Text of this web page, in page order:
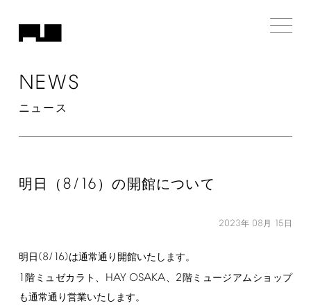
NEWS
ニュース
明日（ 8/16 ）の開館について
2023年 08 月 15 日
明日 (8/16)は通常通り開館いたします。
1 階ミュゼカラト、 HAY OSAKA、 2 階ミュージアムショップ
も通常通り営業いたします。